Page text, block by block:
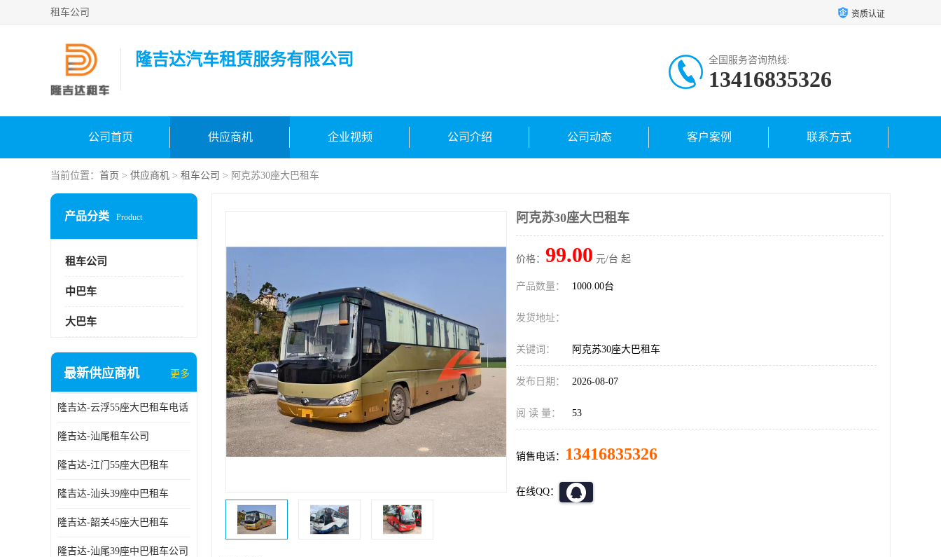
租车公司 资质认证
隆吉达汽车租赁服务有限公司 全国服务咨询热线:
13416835326
公司首页 供应商机 企业视频 公司介绍 公司动态 客户案例 联系方式
当前位置： 首页 > 供应商机 > 租车公司 > 阿克苏30座大巴租车
产品分类 Product
租车公司
中巴车
大巴车
最新供应商机 更多
隆吉达-云浮55座大巴租车电话
隆吉达-汕尾租车公司
隆吉达-江门55座大巴租车
隆吉达-汕头39座中巴租车
隆吉达-韶关45座大巴租车
隆吉达-汕尾39座中巴租车公司
阿克苏30座大巴租车
价格： 99.00 元/台 起
产品数量： 1000.00台
发货地址：
关键词： 阿克苏30座大巴租车
发布日期： 2026-08-07
阅 读 量： 53
销售电话： 13416835326
在线QQ：